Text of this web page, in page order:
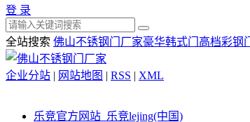
登 录
全站搜索 佛山不锈钢门厂家豪华韩式门 高档彩钢门
企业分站 | 网站地图 | RSS | XML
乐竞官方网站_乐竞lejing(中国)